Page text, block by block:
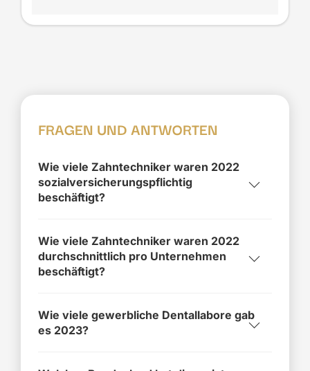
FRAGEN UND ANTWORTEN
Wie viele Zahntechniker waren 2022
sozialversicherungspflichtig
beschäftigt?
Wie viele Zahntechniker waren 2022
durchschnittlich pro Unternehmen
beschäftigt?
Wie viele gewerbliche Dentallabore gab
es 2023?